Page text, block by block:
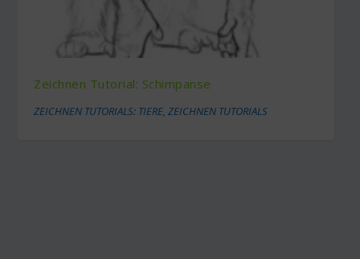
Zeichnen Tutorial: Schimpanse
ZEICHNEN TUTORIALS: TIERE,ZEICHNEN TUTORIALS